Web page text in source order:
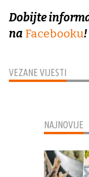
VEZANE VIJESTI
Dobijte
na Facebooku!
NAJNOVIJE